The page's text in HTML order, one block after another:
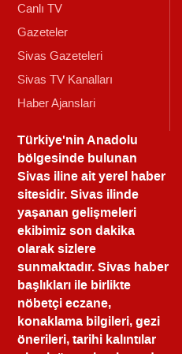
Canlı TV
Gazeteler
Sivas Gazeteleri
Sivas TV Kanalları
Haber Ajanslari
Türkiye'nin Anadolu
bölgesinde bulunan
Sivas iline ait yerel haber
sitesidir. Sivas ilinde
yaşanan gelişmeleri
ekibimiz son dakika
olarak sizlere
sunmaktadır.Sivas haber
başlıkları ile birlikte
nöbetçi eczane,
konaklama bilgileri, gezi
önerileri, tarihi kalıntılar